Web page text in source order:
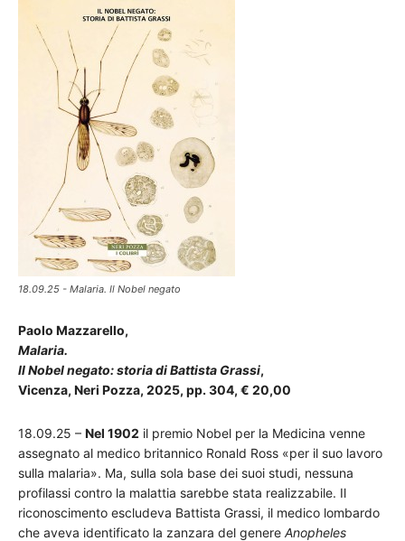
18.09.25 - Malaria. Il Nobel negato
Paolo Mazzarello,
Malaria.
Il Nobel negato: storia di Battista Grassi,
Vicenza, Neri Pozza, 2025, pp. 304, € 20,00
18.09.25 – Nel 1902 il premio Nobel per la Medicina venne
assegnato al medico britannico Ronald Ross «per il suo lavoro
sulla malaria». Ma, sulla sola base dei suoi studi, nessuna
profilassi contro la malattia sarebbe stata realizzabile. Il
riconoscimento escludeva Battista Grassi, il medico lombardo
che aveva identificato la zanzara del genere Anopheles